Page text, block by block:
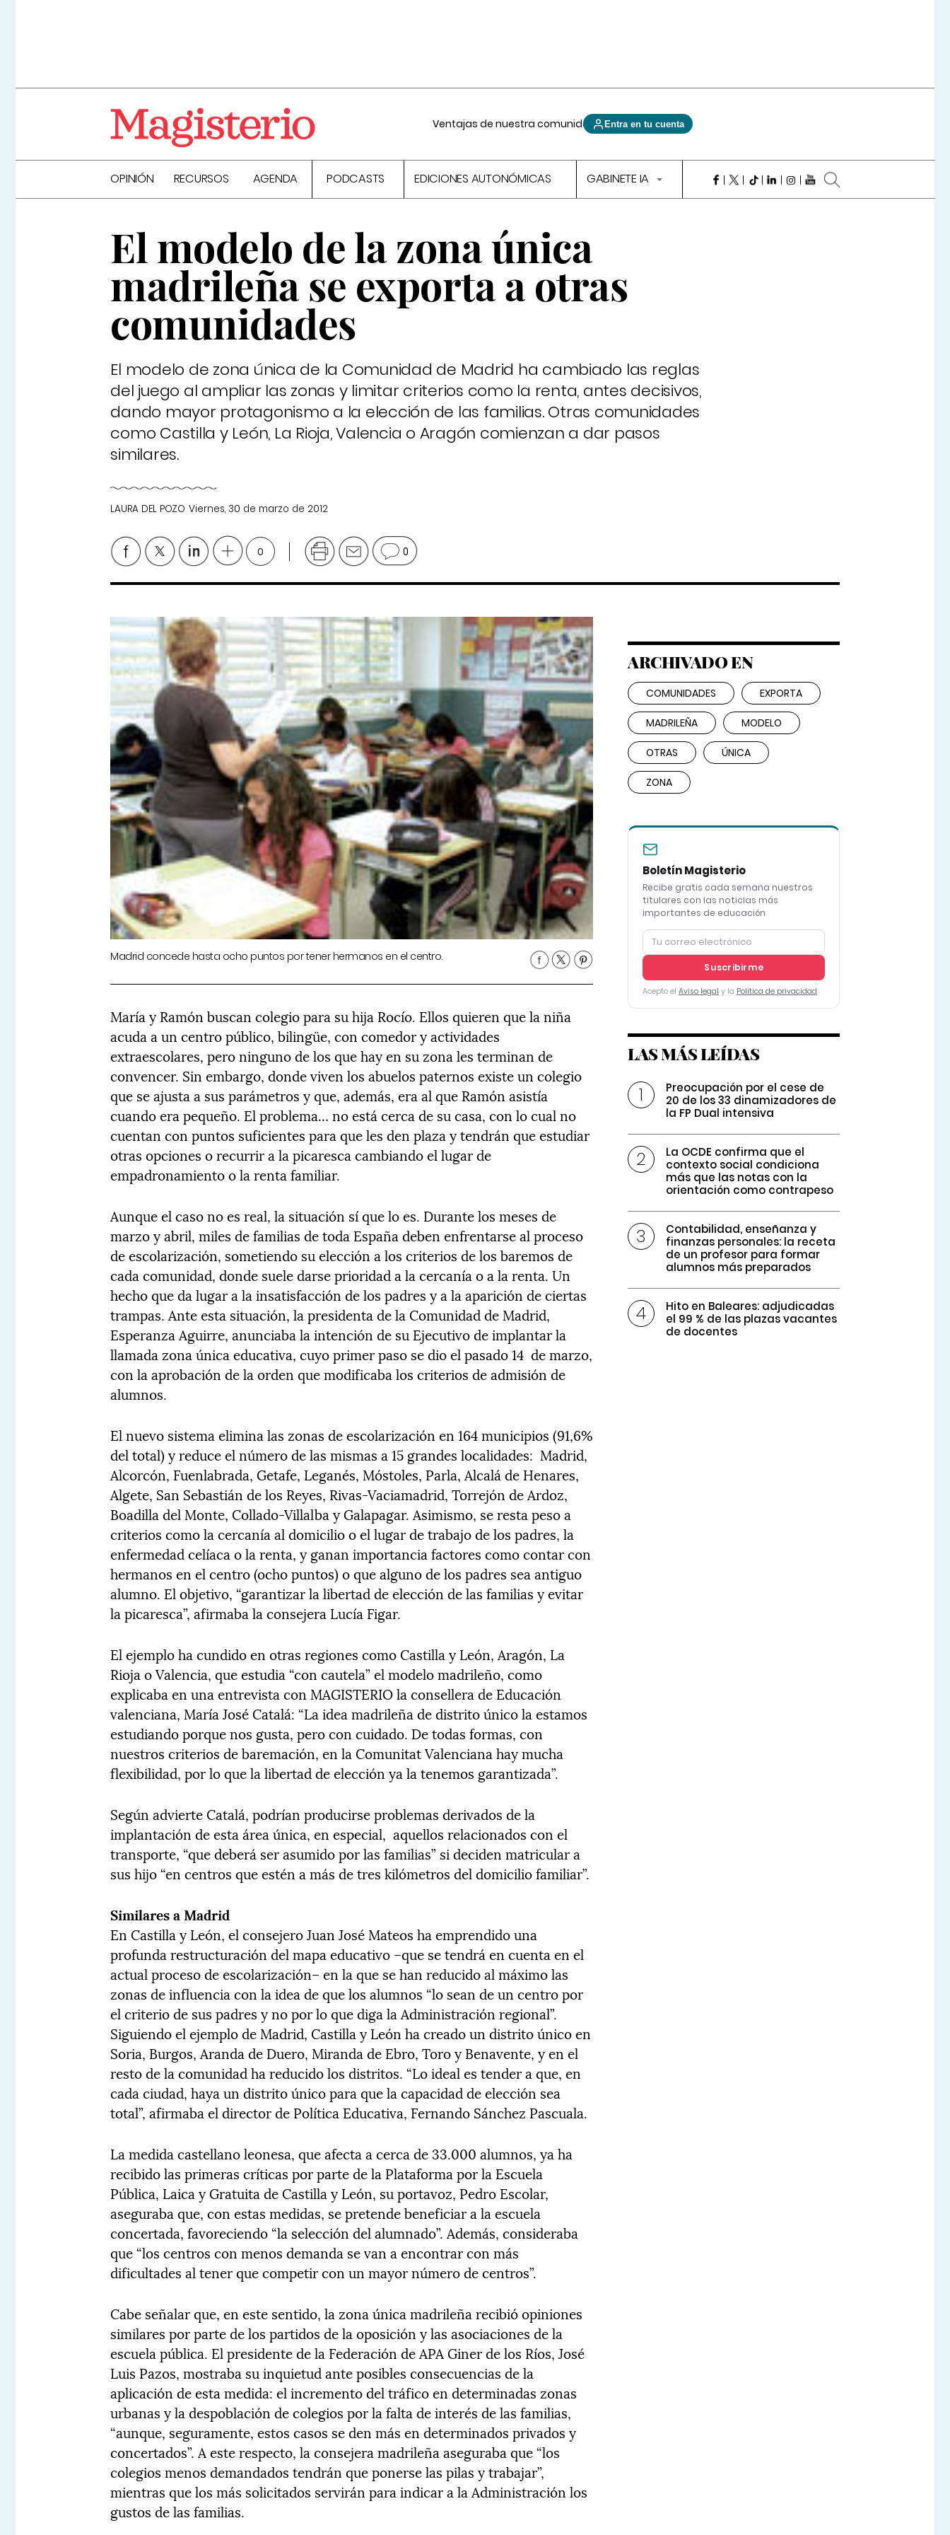
Ventajas de nuestra comunidad Entra en tu cuenta
OPINIÓN RECURSOS AGENDA PODCASTS EDICIONES AUTONÓMICAS GABINETE IA
El modelo de la zona única
madrileña se exporta a otras
comunidades
El modelo de zona única de la Comunidad de Madrid ha cambiado las reglas
del juego al ampliar las zonas y limitar criterios como la renta, antes decisivos,
dando mayor protagonismo a la elección de las familias. Otras comunidades
como Castilla y León, La Rioja, Valencia o Aragón comienzan a dar pasos
similares.
LAURA DEL POZO Viernes, 30 de marzo de 2012
0 0
Madrid concede hasta ocho puntos por tener hermanos en el centro.
María y Ramón buscan colegio para su hija Rocío. Ellos quieren que la niña
acuda a un centro público, bilingüe, con comedor y actividades
extraescolares, pero ninguno de los que hay en su zona les terminan de
convencer. Sin embargo, donde viven los abuelos paternos existe un colegio
que se ajusta a sus parámetros y que, además, era al que Ramón asistía
cuando era pequeño. El problema… no está cerca de su casa, con lo cual no
cuentan con puntos suficientes para que les den plaza y tendrán que estudiar
otras opciones o recurrir a la picaresca cambiando el lugar de
empadronamiento o la renta familiar.
Aunque el caso no es real, la situación sí que lo es. Durante los meses de
marzo y abril, miles de familias de toda España deben enfrentarse al proceso
de escolarización, sometiendo su elección a los criterios de los baremos de
cada comunidad, donde suele darse prioridad a la cercanía o a la renta. Un
hecho que da lugar a la insatisfacción de los padres y a la aparición de ciertas
trampas. Ante esta situación, la presidenta de la Comunidad de Madrid,
Esperanza Aguirre, anunciaba la intención de su Ejecutivo de implantar la
llamada zona única educativa, cuyo primer paso se dio el pasado 14 de marzo,
con la aprobación de la orden que modificaba los criterios de admisión de
alumnos.
El nuevo sistema elimina las zonas de escolarización en 164 municipios (91,6%
del total) y reduce el número de las mismas a 15 grandes localidades: Madrid,
Alcorcón, Fuenlabrada, Getafe, Leganés, Móstoles, Parla, Alcalá de Henares,
Algete, San Sebastián de los Reyes, Rivas-Vaciamadrid, Torrejón de Ardoz,
Boadilla del Monte, Collado-Villalba y Galapagar. Asimismo, se resta peso a
criterios como la cercanía al domicilio o el lugar de trabajo de los padres, la
enfermedad celíaca o la renta, y ganan importancia factores como contar con
hermanos en el centro (ocho puntos) o que alguno de los padres sea antiguo
alumno. El objetivo, “garantizar la libertad de elección de las familias y evitar
la picaresca”, afirmaba la consejera Lucía Figar.
El ejemplo ha cundido en otras regiones como Castilla y León, Aragón, La
Rioja o Valencia, que estudia “con cautela” el modelo madrileño, como
explicaba en una entrevista con MAGISTERIO la consellera de Educación
valenciana, María José Catalá: “La idea madrileña de distrito único la estamos
estudiando porque nos gusta, pero con cuidado. De todas formas, con
nuestros criterios de baremación, en la Comunitat Valenciana hay mucha
flexibilidad, por lo que la libertad de elección ya la tenemos garantizada”.
Según advierte Catalá, podrían producirse problemas derivados de la
implantación de esta área única, en especial, aquellos relacionados con el
transporte, “que deberá ser asumido por las familias” si deciden matricular a
sus hijo “en centros que estén a más de tres kilómetros del domicilio familiar”.
Similares a Madrid
En Castilla y León, el consejero Juan José Mateos ha emprendido una
profunda restructuración del mapa educativo –que se tendrá en cuenta en el
actual proceso de escolarización– en la que se han reducido al máximo las
zonas de influencia con la idea de que los alumnos “lo sean de un centro por
el criterio de sus padres y no por lo que diga la Administración regional”.
Siguiendo el ejemplo de Madrid, Castilla y León ha creado un distrito único en
Soria, Burgos, Aranda de Duero, Miranda de Ebro, Toro y Benavente, y en el
resto de la comunidad ha reducido los distritos. “Lo ideal es tender a que, en
cada ciudad, haya un distrito único para que la capacidad de elección sea
total”, afirmaba el director de Política Educativa, Fernando Sánchez Pascuala.
La medida castellano leonesa, que afecta a cerca de 33.000 alumnos, ya ha
recibido las primeras críticas por parte de la Plataforma por la Escuela
Pública, Laica y Gratuita de Castilla y León, su portavoz, Pedro Escolar,
aseguraba que, con estas medidas, se pretende beneficiar a la escuela
concertada, favoreciendo “la selección del alumnado”. Además, consideraba
que “los centros con menos demanda se van a encontrar con más
dificultades al tener que competir con un mayor número de centros”.
Cabe señalar que, en este sentido, la zona única madrileña recibió opiniones
similares por parte de los partidos de la oposición y las asociaciones de la
escuela pública. El presidente de la Federación de APA Giner de los Ríos, José
Luis Pazos, mostraba su inquietud ante posibles consecuencias de la
aplicación de esta medida: el incremento del tráfico en determinadas zonas
urbanas y la despoblación de colegios por la falta de interés de las familias,
“aunque, seguramente, estos casos se den más en determinados privados y
concertados”. A este respecto, la consejera madrileña aseguraba que “los
colegios menos demandados tendrán que ponerse las pilas y trabajar”,
mientras que los más solicitados servirán para indicar a la Administración los
gustos de las familias.
ARCHIVADO EN
COMUNIDADES EXPORTA
MADRILEÑA MODELO
OTRAS ÚNICA
ZONA
Boletín Magisterio
Recibe gratis cada semana nuestros
titulares con las noticias más
importantes de educación
Suscribirme
Acepto el Aviso legal y la Política de privacidad
LAS MÁS LEÍDAS
Preocupación por el cese de
20 de los 33 dinamizadores de
la FP Dual intensiva
La OCDE confirma que el
contexto social condiciona
más que las notas con la
orientación como contrapeso
Contabilidad, enseñanza y
finanzas personales: la receta
de un profesor para formar
alumnos más preparados
Hito en Baleares: adjudicadas
el 99 % de las plazas vacantes
de docentes